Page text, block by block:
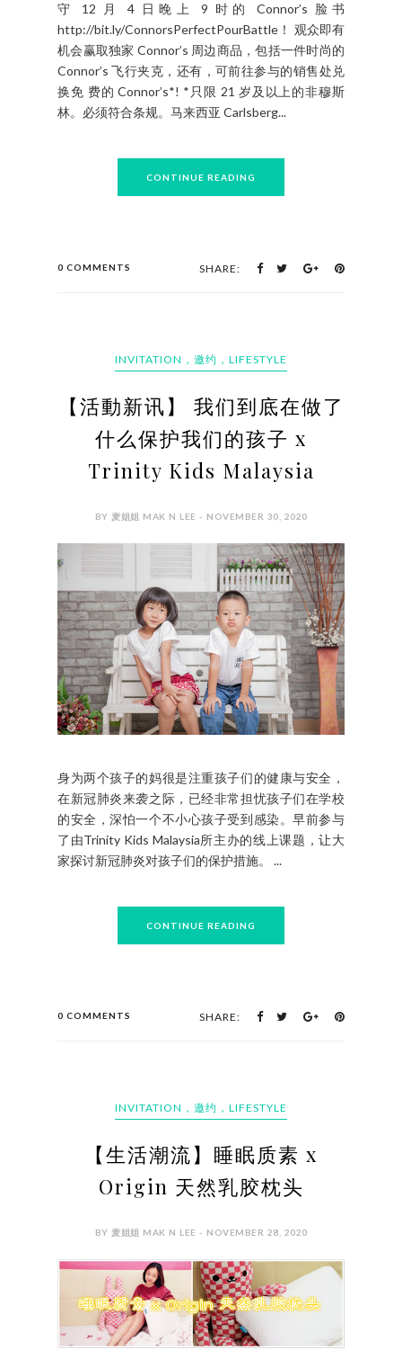
守 12 月 4 日晚上 9 时的 Connor’s 脸书
http://bit.ly/ConnorsPerfectPourBattle！ 观众即有
机会赢取独家 Connor’s 周边商品，包括一件时尚的
Connor’s 飞行夹克，还有，可前往参与的销售处兑
换免 费的 Connor’s*! *只限 21 岁及以上的非穆斯
林。必须符合条规。马来西亚 Carlsberg...
CONTINUE READING
0 COMMENTS SHARE:
INVITATION，邀约，LIFESTYLE
【活動新讯】 我们到底在做了
什么保护我们的孩子 x
Trinity Kids Malaysia
BY 麦姐姐 MAK N LEE - NOVEMBER 30, 2020
身为两个孩子的妈很是注重孩子们的健康与安全，
在新冠肺炎来袭之际，已经非常担忧孩子们在学校
的安全，深怕一个不小心孩子受到感染。早前参与
了由Trinity Kids Malaysia所主办的线上课题，让大
家探讨新冠肺炎对孩子们的保护措施。 ...
CONTINUE READING
0 COMMENTS SHARE:
INVITATION，邀约，LIFESTYLE
【生活潮流】睡眠质素 x
Origin 天然乳胶枕头
BY 麦姐姐 MAK N LEE - NOVEMBER 28, 2020